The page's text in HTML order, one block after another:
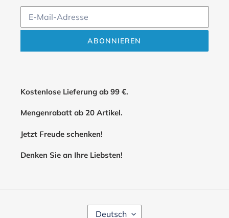
ABONNIEREN
Kostenlose Lieferung ab 99 €.
Mengenrabatt ab 20 Artikel.
Jetzt Freude schenken!
Denken Sie an Ihre Liebsten!
S
Deutsch